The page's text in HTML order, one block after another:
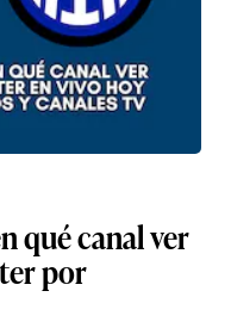
qué canal ver
por